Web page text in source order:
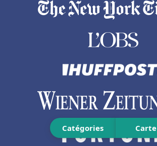
Catégories Carte